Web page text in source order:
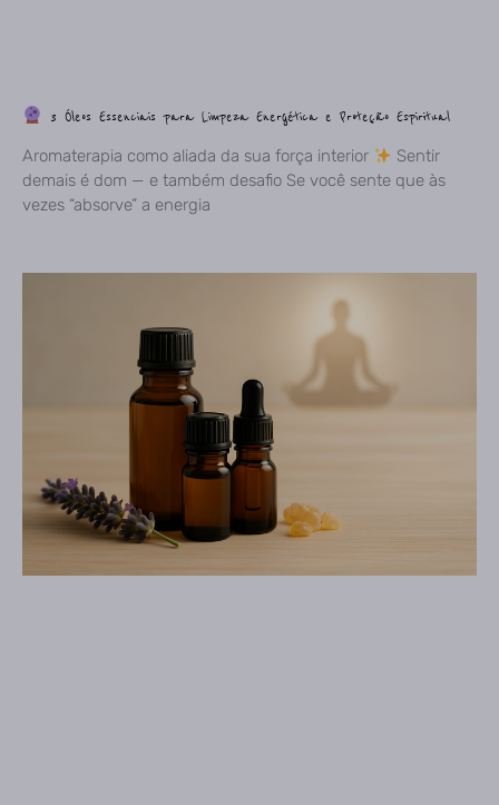
3 Óleos Essenciais para Limpeza Energética e Proteção Espiritual
Aromaterapia como aliada da sua força interior
Sentir
demais é dom — e também desafio Se você sente que às
vezes “absorve” a energia